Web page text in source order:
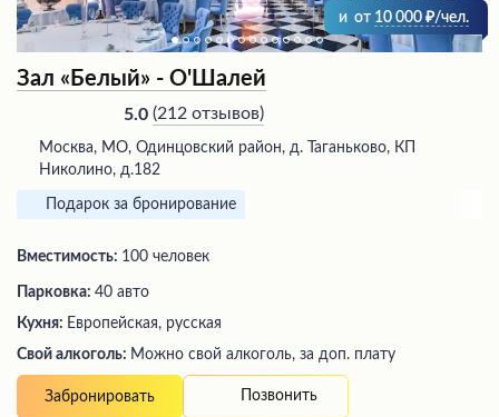
и от 10 000 /чел.
Зал «Белый» - О'Шалей
5.0 (212 отзывов)
Москва, МО, Одинцовский район, д. Таганьково, КП
Николино, д.182
Подарок за бронирование
Вместимость: 100 человек
Парковка: 40 авто
Кухня: Европейская, русская
Свой алкоголь: Можно свой алкоголь, за доп. плату
Забронировать Позвонить